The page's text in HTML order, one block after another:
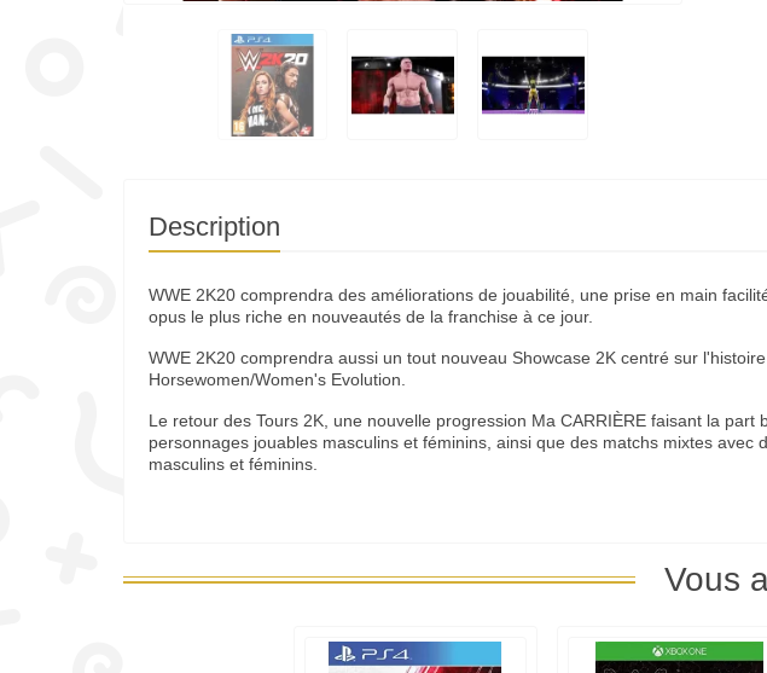
Description
WWE 2K20 comprendra des améliorations de jouabilité, une prise en main
opus le plus riche en nouveautés de la franchise à ce jour.
WWE 2K20 comprendra aussi un tout nouveau Showcase 2K centré sur
Horsewomen/Women's Evolution.
Le retour des Tours 2K, une nouvelle progression Ma CARRIÈRE faisant la part
personnages jouables masculins et féminins, ainsi que des matchs mixtes avec
masculins et féminins.
Vous